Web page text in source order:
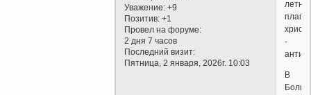
Уважение: +9
Позитив: +1
Провел на форуме:
2 дня 7 часов
Последний визит:
Пятница, 2 января, 2026г. 10:03
-
В